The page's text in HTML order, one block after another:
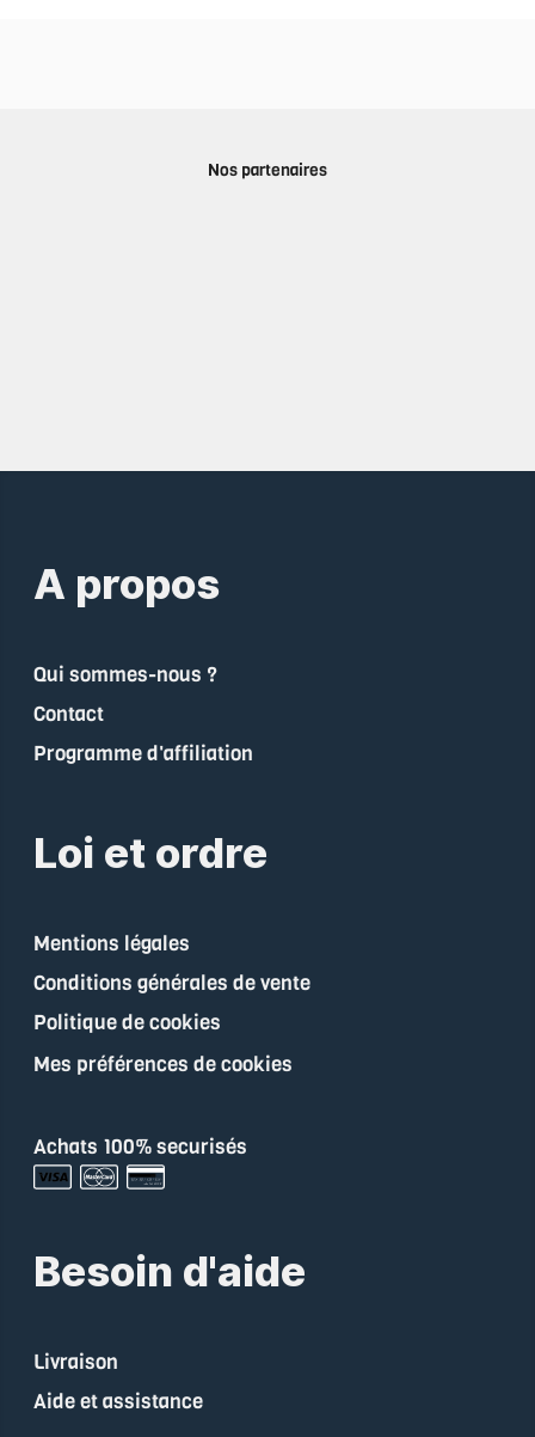
Nos partenaires
A propos
Qui sommes-nous ?
Contact
Programme d'affiliation
Loi et ordre
Mentions légales
Conditions générales de vente
Politique de cookies
Mes préférences de cookies
Achats 100% securisés
Besoin d'aide
Livraison
Aide et assistance